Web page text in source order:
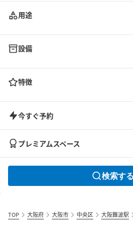
用途
設備
特徴
今すぐ予約
プレミアムスペース
検索する
TOP 大阪府 大阪市 中央区 大阪難波駅